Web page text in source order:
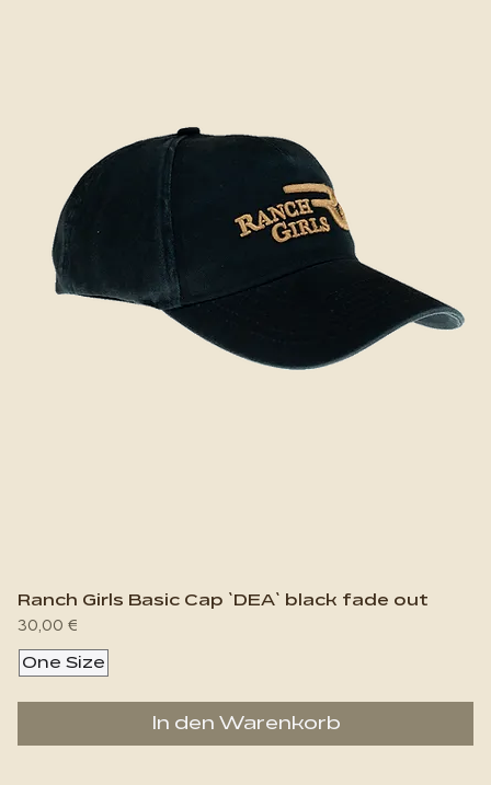
Ranch Girls Basic Cap `DEA` black fade out
Preis
30,00 €
One Size
In den Warenkorb